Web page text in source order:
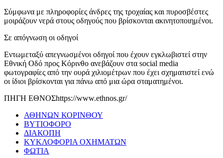
Σύμφωνα με πληροφορίες άνδρες της τροχαίας και πυροσβέστες
μοιράζουν νερά στους οδηγούς που βρίσκονται ακινητοποιημένοι.
Σε απόγνωση οι οδηγοί
Εντωμεταξύ απεγνωσμένοι οδηγοί που έχουν εγκλωβιστεί στην
Εθνική Οδό προς Κόρινθο ανεβάζουν στα social media
φωτογραφίες από την ουρά χιλιομέτρων που έχει σχηματιστεί ενώ
οι ίδιοι βρίσκονται για πάνω από μια ώρα σταματημένοι.
ΠΗΓΗ ΕΘΝΟΣhttps://www.ethnos.gr/
ΑΘΗΝΩΝ ΚΟΡΙΝΘΟΥ
ΒΥΤΙΟΦΟΡΟ
ΔΙΑΚΟΠΗ
ΚΥΚΛΟΦΟΡΙΑ ΟΧΗΜΑΤΩΝ
ΦΩΤΙΑ